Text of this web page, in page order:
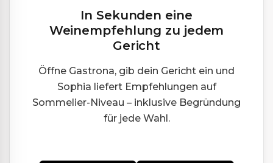
In Sekunden eine
Weinempfehlung zu jedem
Gericht
Öffne Gastrona, gib dein Gericht ein und
Sophia liefert Empfehlungen auf
Sommelier-Niveau – inklusive Begründung
für jede Wahl.